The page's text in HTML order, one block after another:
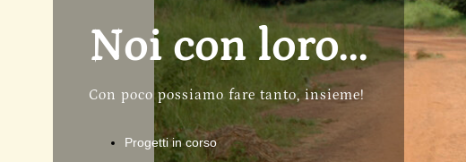
Noi con loro...
Con poco possiamo fare tanto, insieme!
Progetti in corso